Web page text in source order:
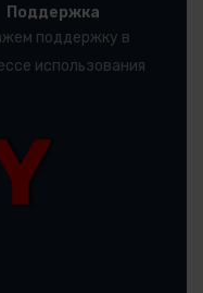
Поддержка
поддержку в
использования